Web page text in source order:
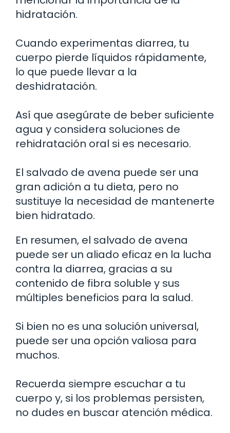
hidratación.
Cuando experimentas diarrea, tu
cuerpo pierde líquidos rápidamente,
lo que puede llevar a la
deshidratación.
Así que asegúrate de beber suficiente
agua y considera soluciones de
rehidratación oral si es necesario.
El salvado de avena puede ser una
gran adición a tu dieta, pero no
sustituye la necesidad de mantenerte
bien hidratado.
En resumen, el salvado de avena
puede ser un aliado eficaz en la lucha
contra la diarrea, gracias a su
contenido de fibra soluble y sus
múltiples beneficios para la salud.
Si bien no es una solución universal,
puede ser una opción valiosa para
muchos.
Recuerda siempre escuchar a tu
cuerpo y, si los problemas persisten,
no dudes en buscar atención médica.